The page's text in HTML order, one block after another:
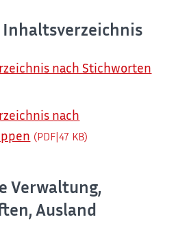
nach Stichworten
nach
(PDF|47 KB)
Verwaltung,
Ausland